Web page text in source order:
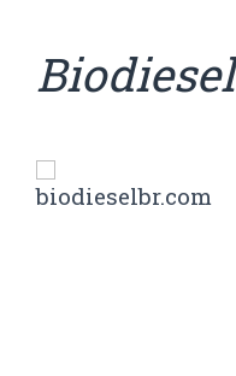
Biodiesel